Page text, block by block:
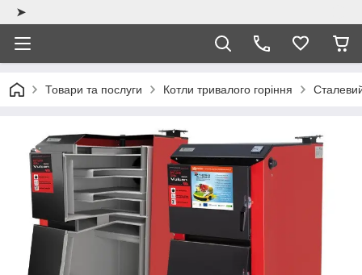
➤
Товари та послуги Котли тривалого горіння